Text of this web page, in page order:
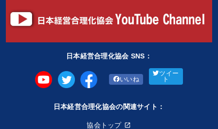
日本経営合理化協会 SNS：
いいね
ツイー
ト
日本経営合理化協会の関連サイト：
協会トップ